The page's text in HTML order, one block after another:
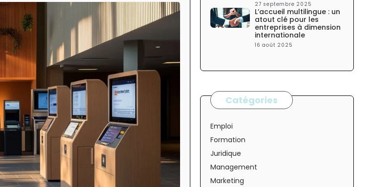
27 septembre 2025
L’accueil multilingue : un
atout clé pour les
entreprises à dimension
internationale
16 août 2025
Catégories
Emploi
Formation
Juridique
Management
Marketing